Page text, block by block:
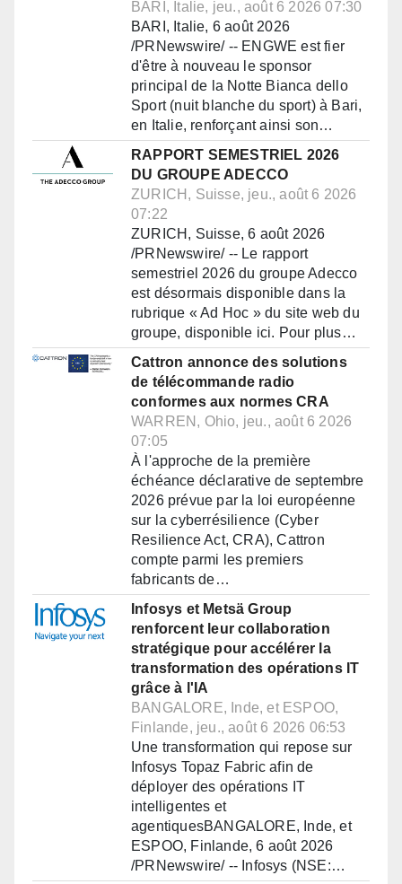
BARI, Italie, jeu., août 6 2026 07:30
BARI, Italie, 6 août 2026
/PRNewswire/ -- ENGWE est fier
d'être à nouveau le sponsor
principal de la Notte Bianca dello
Sport (nuit blanche du sport) à Bari,
en Italie, renforçant ainsi son…
RAPPORT SEMESTRIEL 2026
DU GROUPE ADECCO
ZURICH, Suisse, jeu., août 6 2026
07:22
ZURICH, Suisse, 6 août 2026
/PRNewswire/ -- Le rapport
semestriel 2026 du groupe Adecco
est désormais disponible dans la
rubrique « Ad Hoc » du site web du
groupe, disponible ici. Pour plus…
Cattron annonce des solutions
de télécommande radio
conformes aux normes CRA
WARREN, Ohio, jeu., août 6 2026
07:05
À l'approche de la première
échéance déclarative de septembre
2026 prévue par la loi européenne
sur la cyberrésilience (Cyber
Resilience Act, CRA), Cattron
compte parmi les premiers
fabricants de…
Infosys et Metsä Group
renforcent leur collaboration
stratégique pour accélérer la
transformation des opérations IT
grâce à l'IA
BANGALORE, Inde, et ESPOO,
Finlande, jeu., août 6 2026 06:53
Une transformation qui repose sur
Infosys Topaz Fabric afin de
déployer des opérations IT
intelligentes et
agentiquesBANGALORE, Inde, et
ESPOO, Finlande, 6 août 2026
/PRNewswire/ -- Infosys (NSE:…